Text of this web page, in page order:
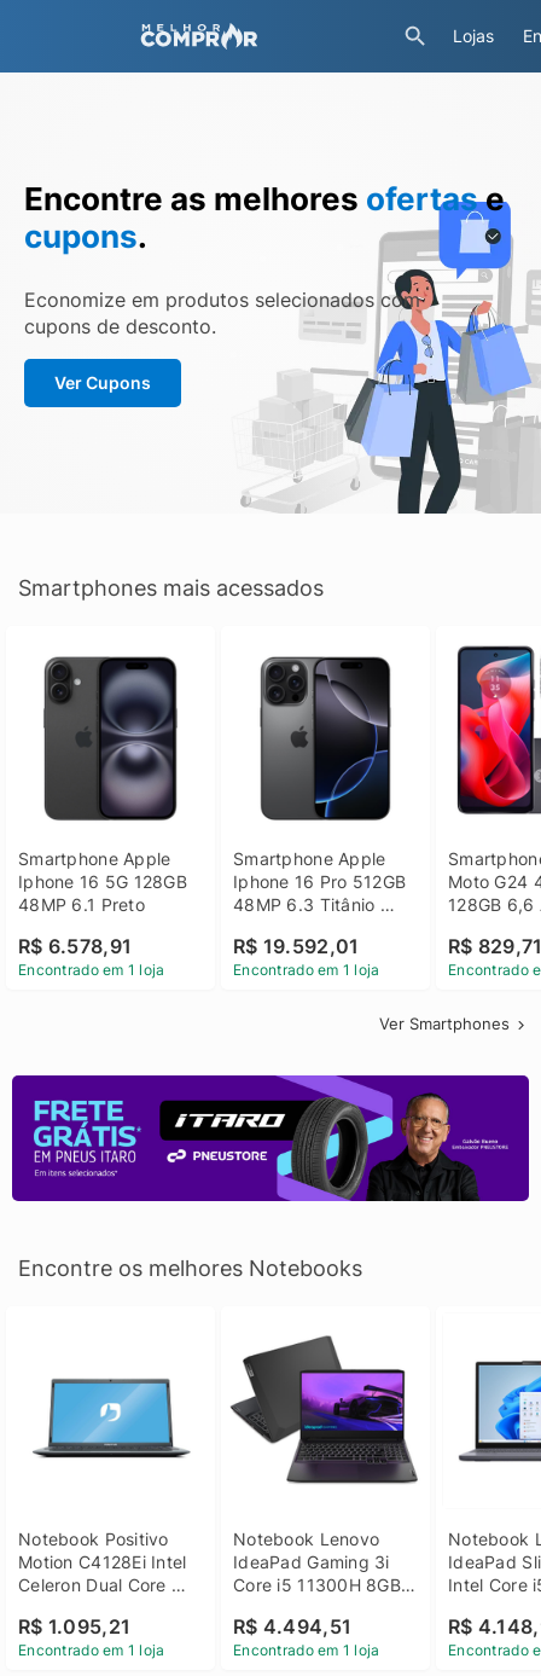
Lojas
Encontre as melhores ofertase
cupons.
Economize em produtos selecionados com
cupons de desconto.
Ver Cupons
Smartphones mais acessados
Smartphone Apple
Iphone 16 5G 128GB
48MP 6.1 Preto
R$ 6.578,91
Encontrado em 1 loja
Smartphone Apple
Iphone 16 Pro 512GB
48MP 6.3 Titânio
R$ 19.592,01
Encontrado em 1 loja
Moto G24
128GB 6,6
R$
Encontrado
Ver Smartphones
Encontre os melhores Notebooks
Notebook Positivo
Motion C4128Ei Intel
Celeron Dual Core
Linux 14 - 3002181
R$ 1.095,21
Encontrado em 1 loja
Notebook Lenovo
IdeaPad Gaming 3i
Core i5 11300H 8GB
GTX 1650 4GB 15.6
FHD Linux - Preto
R$ 4.494,51
Encontrado em 1 loja
Notebook
IdeaPad
Intel Core
SSD Win
R$
Encontrado